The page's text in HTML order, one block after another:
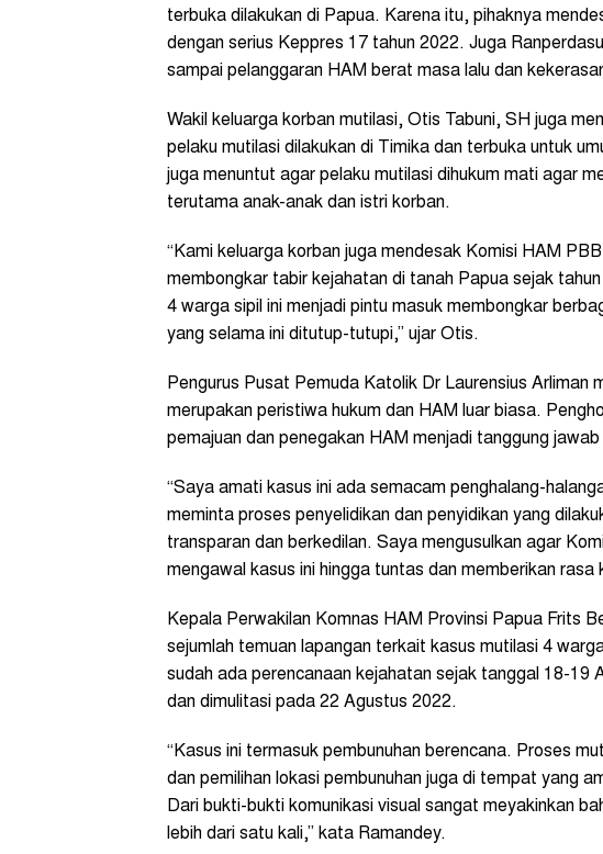
terbuka dilakukan di Papua. Karena itu, pihaknya
dengan serius Keppres 17 tahun 2022. Juga
sampai pelanggaran HAM berat masa lalu dan
Wakil keluarga korban mutilasi, Otis Tabuni, SH juga
pelaku mutilasi dilakukan di Timika dan terbuka untuk
juga menuntut agar pelaku mutilasi dihukum mati agar
terutama anak-anak dan istri korban.
“Kami keluarga korban juga mendesak Komisi HAM
membongkar tabir kejahatan di tanah Papua sejak
4 warga sipil ini menjadi pintu masuk membongkar
yang selama ini ditutup-tutupi,” ujar Otis.
Pengurus Pusat Pemuda Katolik Dr Laurensius Arliman
merupakan peristiwa hukum dan HAM luar biasa.
pemajuan dan penegakan HAM menjadi tanggung
“Saya amati kasus ini ada semacam penghalang-
meminta proses penyelidikan dan penyidikan yang
transparan dan berkedilan. Saya mengusulkan agar
mengawal kasus ini hingga tuntas dan memberikan
Kepala Perwakilan Komnas HAM Provinsi Papua Frits
sejumlah temuan lapangan terkait kasus mutilasi 4
sudah ada perencanaan kejahatan sejak tanggal 18-19
dan dimulitasi pada 22 Agustus 2022.
“Kasus ini termasuk pembunuhan berencana. Proses
dan pemilihan lokasi pembunuhan juga di tempat yang
Dari bukti-bukti komunikasi visual sangat meyakinkan
lebih dari satu kali,” kata Ramandey.